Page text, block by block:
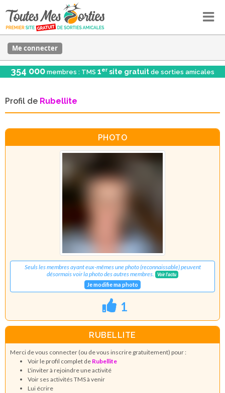
Me connecter
354 000 membres : TMS 1er site gratuit de sorties amicales
Profil de Rubellite
PHOTO
Seuls les membres ayant eux-mêmes une photo (reconnaissable) peuvent
désormais voir la photo des autres membres.
Voir l'actu
Je modifie ma photo
1
RUBELLITE
Merci de vous connecter (ou de vous inscrire gratuitement) pour :
Voir le profil complet de Rubellite
L'inviter à rejoindre une activité
Voir ses activités TMS à venir
Lui écrire